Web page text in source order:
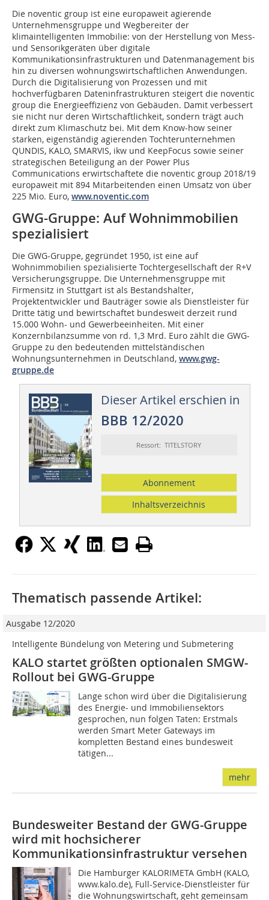
Die noventic group ist eine europaweit agierende
Unternehmensgruppe und Wegbereiter der
klimaintelligenten Immobilie: von der Herstellung von Mess-
und Sensorikgeräten über digitale
Kommunikationsinfrastrukturen und Datenmanagement bis
hin zu diversen wohnungswirtschaftlichen Anwendungen.
Durch die Digitalisierung von Prozessen und mit
hochverfügbaren Dateninfrastrukturen steigert die noventic
group die Energieeffizienz von Gebäuden. Damit verbessert
sie nicht nur deren Wirtschaftlichkeit, sondern trägt auch
direkt zum Klimaschutz bei. Mit dem Know-how seiner
starken, eigenständig agierenden Tochterunternehmen
QUNDIS, KALO, SMARVIS, ikw und KeepFocus sowie seiner
strategischen Beteiligung an der Power Plus
Communications erwirtschaftete die noventic group 2018/19
europaweit mit 894 Mitarbeitenden einen Umsatz von über
225 Mio. Euro, www.noventic.com
GWG-Gruppe: Auf Wohnimmobilien
spezialisiert
Die GWG-Gruppe, gegründet 1950, ist eine auf
Wohnimmobilien spezialisierte Tochtergesellschaft der R+V
Versicherungsgruppe. Die Unternehmensgruppe mit
Firmensitz in Stuttgart ist als Bestandshalter,
Projektentwickler und Bauträger sowie als Dienstleister für
Dritte tätig und bewirtschaftet bundesweit derzeit rund
15.000 Wohn- und Gewerbeeinheiten. Mit einer
Konzernbilanzsumme von rd. 1,3 Mrd. Euro zählt die GWG-
Gruppe zu den bedeutenden mittelständischen
Wohnungsunternehmen in Deutschland, www.gwg-
gruppe.de
Dieser Artikel erschien in
BBB 12/2020
Ressort: TITELSTORY
Abonnement
Inhaltsverzeichnis
Thematisch passende Artikel:
Ausgabe 12/2020
Intelligente Bündelung von Metering und Submetering
KALO startet größten optionalen SMGW-
Rollout bei GWG-Gruppe
Lange schon wird über die Digitalisierung
des Energie- und Immobiliensektors
gesprochen, nun folgen Taten: Erstmals
werden Smart Meter Gateways im
kompletten Bestand eines bundesweit
tätigen...
mehr
Bundesweiter Bestand der GWG-Gruppe
wird mit hochsicherer
Kommunikationsinfrastruktur versehen
Die Hamburger KALORIMETA GmbH (KALO,
www.kalo.de), Full-Service-Dienstleister für
die Wohnungswirtschaft, geht gemeinsam